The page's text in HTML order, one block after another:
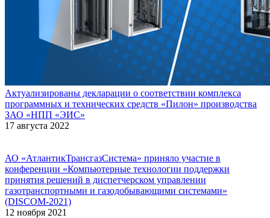
Актуализированы декларации о соответствии комплекса
программных и технических средств «Пилон» производства
ЗАО «НПП «ЭИС»
17 августа 2022
АО «АтлантикТрансгазСистема» приняло участие в
конференции «Компьютерные технологии поддержки
принятия решений в диспетчерском управлении
газотранспортными и газодобывающими системами»
(DISCOM-2021)
12 ноября 2021